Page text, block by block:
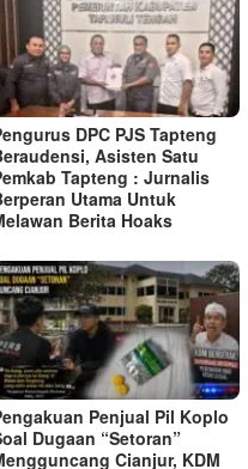
DPC PJS Tapteng
Asisten Satu
Tapteng : Jurnalis
Utama Untuk
Berita Hoaks
Penjual Pil Koplo
Dugaan “Setoran”
Cianjur, KDM